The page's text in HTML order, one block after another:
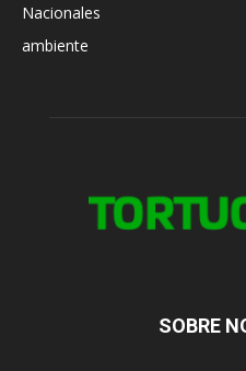
Nacionales
ambiente
SOBRE